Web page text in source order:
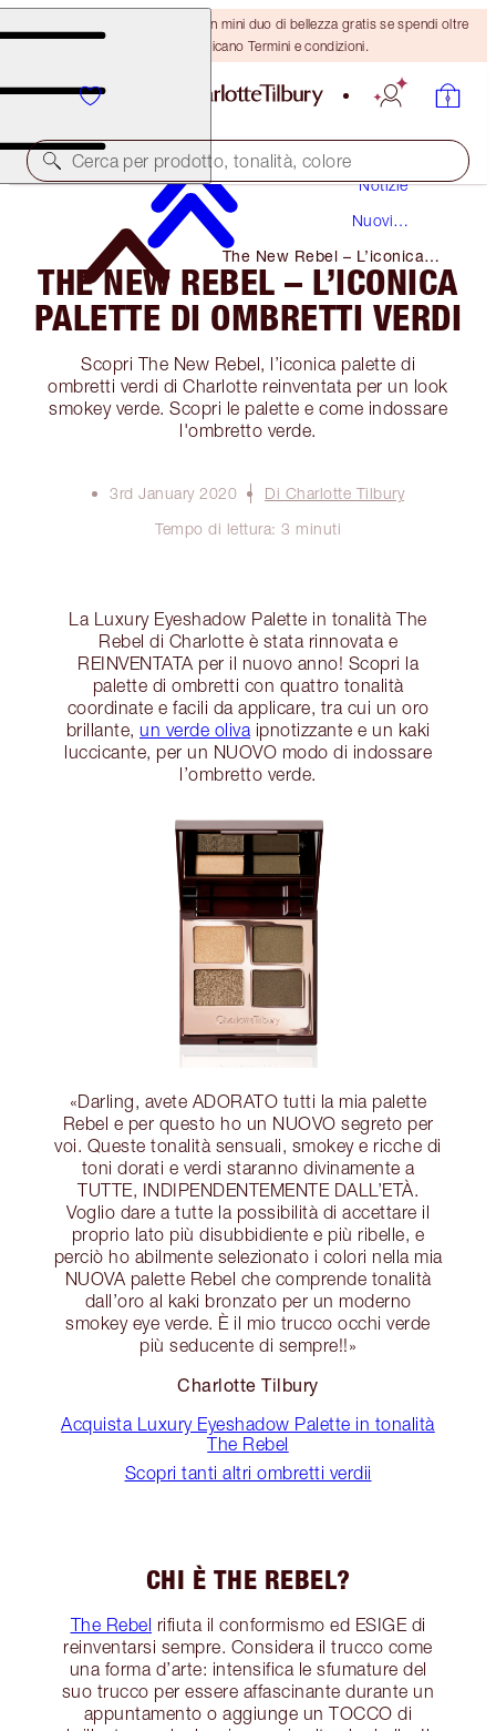
ULTIMA OCCASIONE! Ricevi un mini duo di bellezza gratis se spendi oltre
110 €! Si applicano Termini e condizioni.
Cerca per prodotto, tonalità, colore
Notizie
Nuovi
The New Rebel – L’iconica
Palette Di Ombretti Verdi
THE NEW REBEL – L’ICONICA
PALETTE DI OMBRETTI VERDI
Scopri The New Rebel, l’iconica palette di
ombretti verdi di Charlotte reinventata per un look
smokey verde. Scopri le palette e come indossare
l'ombretto verde.
3rd January 2020
Di Charlotte Tilbury
Tempo di lettura: 3 minuti
La Luxury Eyeshadow Palette in tonalità The
Rebel di Charlotte è stata rinnovata e
REINVENTATA per il nuovo anno! Scopri la
palette di ombretti con quattro tonalità
coordinate e facili da applicare, tra cui un oro
brillante, un verde oliva ipnotizzante e un kaki
luccicante, per un NUOVO modo di indossare
l’ombretto verde.
«Darling, avete ADORATO tutti la mia palette
Rebel e per questo ho un NUOVO segreto per
voi. Queste tonalità sensuali, smokey e ricche di
toni dorati e verdi staranno divinamente a
TUTTE, INDIPENDENTEMENTE DALL’ETÀ.
Voglio dare a tutte la possibilità di accettare il
proprio lato più disubbidiente e più ribelle, e
perciò ho abilmente selezionato i colori nella mia
NUOVA palette Rebel che comprende tonalità
dall’oro al kaki bronzato per un moderno
smokey eye verde. È il mio trucco occhi verde
più seducente di sempre!!»
Charlotte Tilbury
Acquista Luxury Eyeshadow Palette in tonalità
The Rebel
Scopri tanti altri ombretti verdii
CHI È THE REBEL?
The Rebel rifiuta il conformismo ed ESIGE di
reinventarsi sempre. Considera il trucco come
una forma d’arte: intensifica le sfumature del
suo trucco per essere affascinante durante un
appuntamento o aggiunge un TOCCO di